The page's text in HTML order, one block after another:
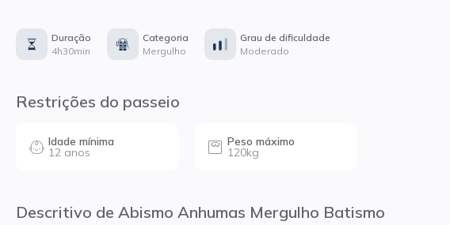
Duração
4h30min
Categoria
Mergulho
Grau de dificuldade
Moderado
Restrições do passeio
Idade mínima
12 anos
Peso máximo
120kg
Descritivo de Abismo Anhumas Mergulho Batismo